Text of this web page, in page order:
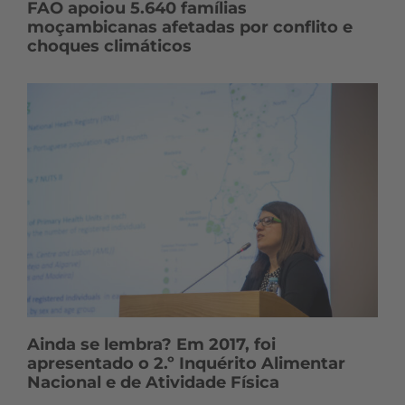
FAO apoiou 5.640 famílias
moçambicanas afetadas por conflito e
choques climáticos
Ainda se lembra? Em 2017, foi
apresentado o 2.º Inquérito Alimentar
Nacional e de Atividade Física